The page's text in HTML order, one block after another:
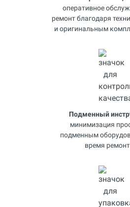
оперативное
ремонт благодаря
и оригинальным
Подменный
минимизация
подменным
время